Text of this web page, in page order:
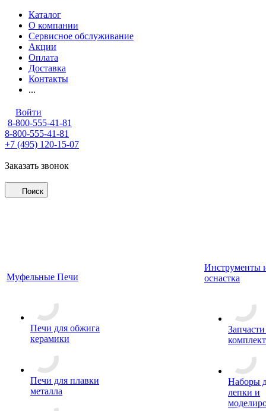
Каталог
О компании
Сервисное обслуживание
Акции
Оплата
Доставка
Контакты
...
Войти
8-800-555-41-81
8-800-555-41-81
+7 (495) 120-15-07
Заказать звонок
Поиск
Муфельные Печи
Печи для обжига
керамики
Печи для плавки
металла
Инструменты
оснастка
Наборы
лепки и